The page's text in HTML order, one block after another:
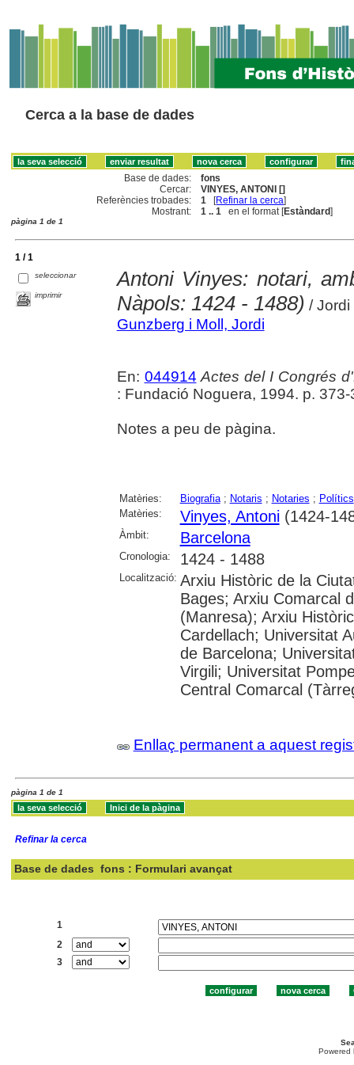
Cerca a la base de dades
Base de dades:
fons
Cercar:
VINYES, ANTONI []
Referències trobades:
1 [Refinar la cerca]
Mostrant:
1 .. 1 en el format [Estàndard]
pàgina 1 de 1
1 / 1
seleccionar
imprimir
Antoni Vinyes: notari,
Nàpols: 1424 - 1488) / Jordi
Gunzberg i Moll, Jordi
En: 044914 Actes del I Congrés
: Fundació Noguera, 1994. p. 373-
Notes a peu de pàgina.
Matèries: Biografia; Notaris ; Notaries ; Polítics
Matèries:
Vinyes, Antoni(1424-
Àmbit: Barcelona
Cronologia: 1424 - 1488
Localització: Arxiu Històric de la
Bages; Arxiu Comarcal
(Manresa); Arxiu
Cardellach; Universitat
de Barcelona;
Virgili; Universitat
Central Comarcal
Enllaç permanent a aquest
pàgina 1 de 1
Refinar la cerca
Base de dades fons : Formulari avançat
1
2
3